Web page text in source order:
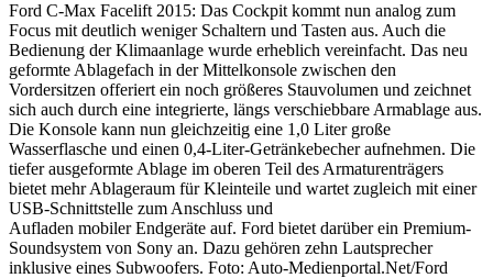
Ford C-Max Facelift 2015: Das Cockpit kommt nun analog zum
Focus mit deutlich weniger Schaltern und Tasten aus. Auch die
Bedienung der Klimaanlage wurde erheblich vereinfacht. Das neu
geformte Ablagefach in der Mittelkonsole zwischen den
Vordersitzen offeriert ein noch größeres Stauvolumen und zeichnet
sich auch durch eine integrierte, längs verschiebbare Armablage aus.
Die Konsole kann nun gleichzeitig eine 1,0 Liter große
Wasserflasche und einen 0,4-Liter-Getränkebecher aufnehmen. Die
tiefer ausgeformte Ablage im oberen Teil des Armaturenträgers
bietet mehr Ablageraum für Kleinteile und wartet zugleich mit einer
USB-Schnittstelle zum Anschluss und
Aufladen mobiler Endgeräte auf. Ford bietet darüber ein Premium-
Soundsystem von Sony an. Dazu gehören zehn Lautsprecher
inklusive eines Subwoofers. Foto: Auto-Medienportal.Net/Ford